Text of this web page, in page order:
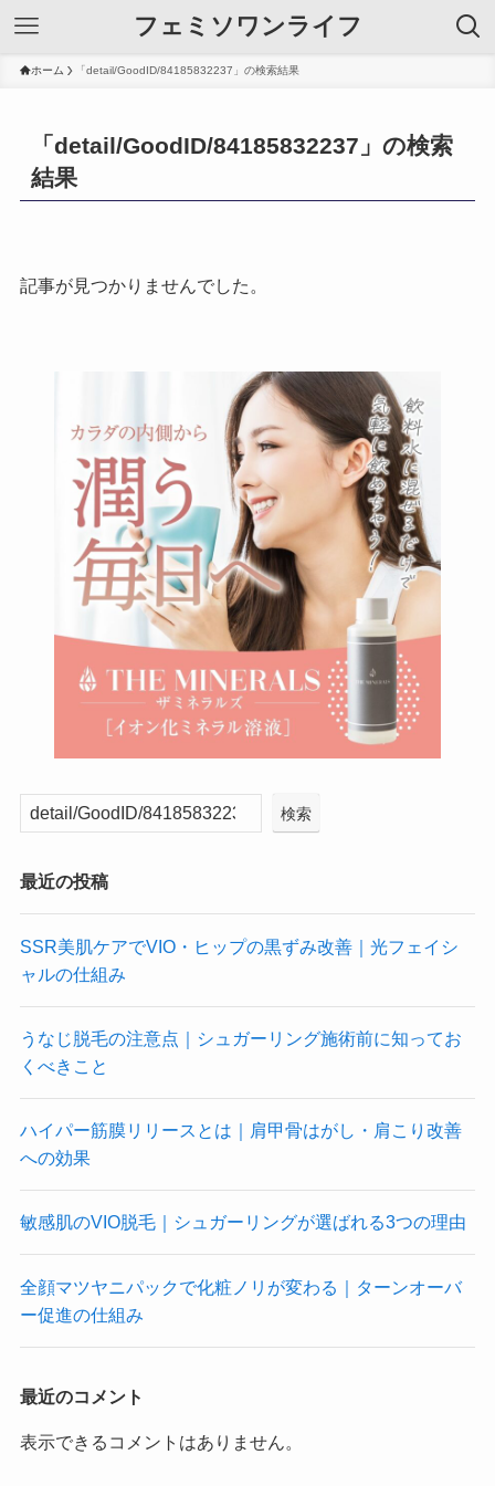
フェミソワンライフ
ホーム 「detail/GoodID/84185832237」の検索結果
「detail/GoodID/84185832237」の検索
結果
記事が見つかりませんでした。
検索
最近の投稿
SSR美肌ケアでVIO・ヒップの黒ずみ改善｜光フェイシ
ャルの仕組み
うなじ脱毛の注意点｜シュガーリング施術前に知ってお
くべきこと
ハイパー筋膜リリースとは｜肩甲骨はがし・肩こり改善
への効果
敏感肌のVIO脱毛｜シュガーリングが選ばれる3つの理由
全顔マツヤニパックで化粧ノリが変わる｜ターンオーバ
ー促進の仕組み
最近のコメント
表示できるコメントはありません。